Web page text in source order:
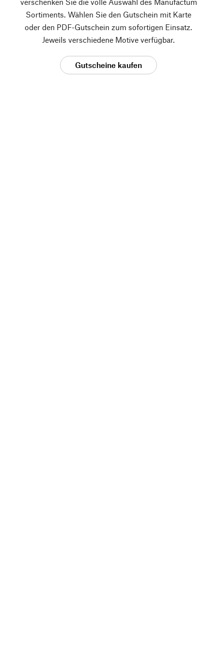
Sortiments. Wählen Sie den Gutschein mit Karte
oder den PDF-Gutschein zum sofortigen Einsatz.
Jeweils verschiedene Motive verfügbar.
Gutscheine kaufen